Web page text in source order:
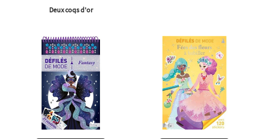
Deux coqs d'or